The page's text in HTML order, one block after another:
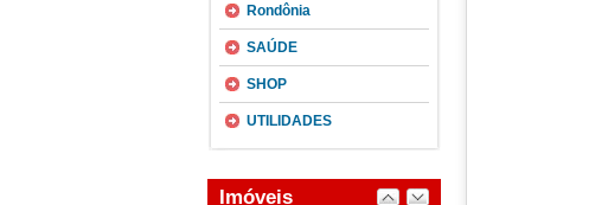
Rondônia
SAÚDE
SHOP
UTILIDADES